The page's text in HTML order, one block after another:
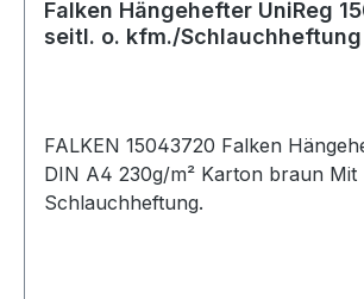
Falken Hängehefter UniReg
seitl. o. kfm./
FALKEN 15043720 Falken
DIN A4 230g/m² Karton braun Mit
Schlauchheftung.